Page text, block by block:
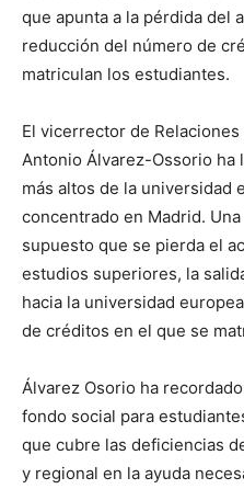
que apunta a la pérdida del
reducción del número de
matriculan los estudiantes.
El vicerrector de
Antonio Álvarez-Ossorio ha
más altos de la universidad
concentrado en Madrid.
supuesto que se pierda el
estudios superiores, la
hacia la universidad
de créditos en el que se
Álvarez Osorio ha
fondo social para
que cubre las deficiencias
y regional en la ayuda